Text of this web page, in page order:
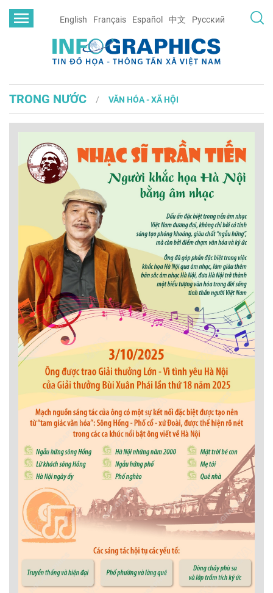
English Français Español 中文 Русский
TRONG NƯỚC VĂN HÓA - XÃ HỘI